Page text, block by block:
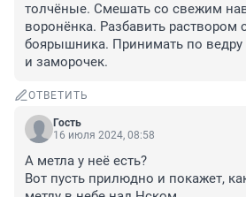
толчёные. Смешать со свежим
воронёнка. Разбавить раствором
боярышника. Принимать по ведру
и заморочек.
ОТВЕТИТЬ
Гость
16 июля 2024, 08:58
А метла у неё есть?
Вот пусть прилюдно и покажет,